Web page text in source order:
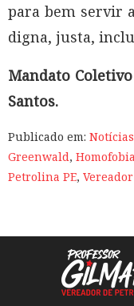
para bem servir
digna, justa,
Mandato
Santos.
Publicado em: Notícias
Greenwald, Homofobia
Petrolina PE,